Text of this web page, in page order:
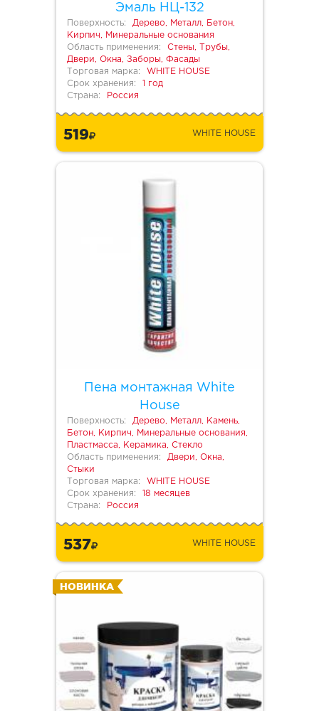
Эмаль НЦ-132
Поверхность:
Дерево, Металл, Бетон,
Кирпич, Минеральные основания
Область применения:
Стены, Трубы,
Двери, Окна, Заборы, Фасады
Торговая марка:
WHITE HOUSE
Срок хранения:
1 год
Страна:
Россия
519 WHITE HOUSE
Пена монтажная White
House
Поверхность:
Дерево, Металл, Камень,
Бетон, Кирпич, Минеральные основания,
Пластмасса, Керамика, Стекло
Область применения:
Двери, Окна,
Стыки
Торговая марка:
WHITE HOUSE
Срок хранения:
18 месяцев
Страна:
Россия
537 WHITE HOUSE
НОВИНКА